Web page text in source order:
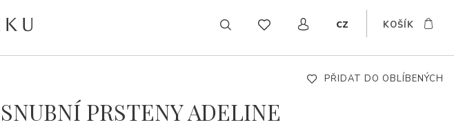
cz
EN DE SK
KOŠÍK
PŘIDAT DO OBLÍBENÝCH
SNUBNÍ PRSTENY ADELINE